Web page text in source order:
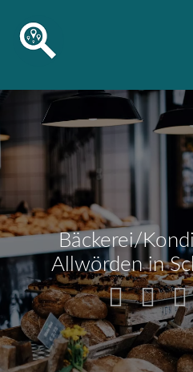
Bäckerei/
Allwörden in